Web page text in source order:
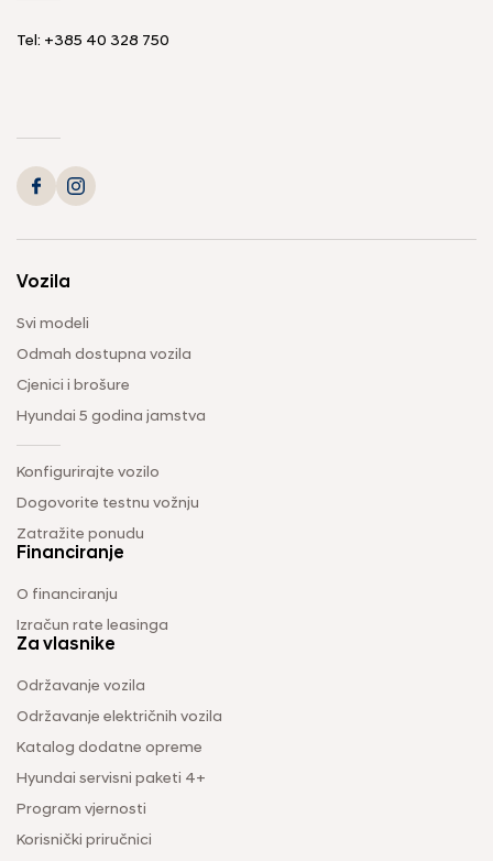
Tel: +385 40 328 750
Vozila
Svi modeli
Odmah dostupna vozila
Cjenici i brošure
Hyundai 5 godina jamstva
Konfigurirajte vozilo
Dogovorite testnu vožnju
Zatražite ponudu
Financiranje
O financiranju
Izračun rate leasinga
Za vlasnike
Održavanje vozila
Održavanje električnih vozila
Katalog dodatne opreme
Hyundai servisni paketi 4+
Program vjernosti
Korisnički priručnici